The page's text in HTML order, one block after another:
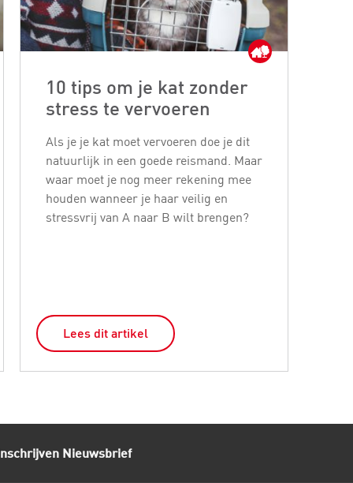
10 tips om je kat zonder
stress te vervoeren
Als je je kat moet vervoeren doe je dit
natuurlijk in een goede reismand. Maar
waar moet je nog meer rekening mee
houden wanneer je haar veilig en
stressvrij van A naar B wilt brengen?
Lees dit artikel
Inschrijven Nieuwsbrief